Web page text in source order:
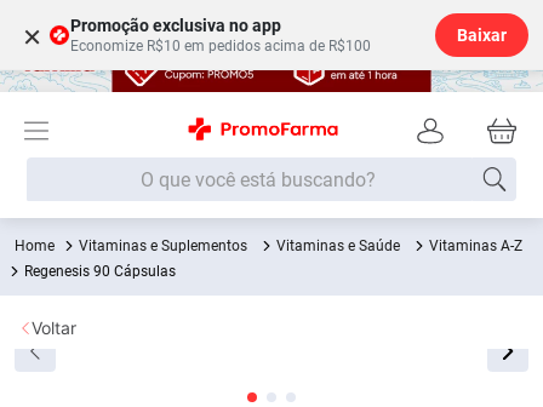
× Promoção exclusiva no app
Economize R$10 em pedidos acima de R$100
Baixar
O que você está buscando?
Vitaminas e Suplementos Vitaminas e Saúde
Vitaminas A-Z
Regenesis 90 Cápsulas
Voltar
Termos mais buscados
1º Fralda
2